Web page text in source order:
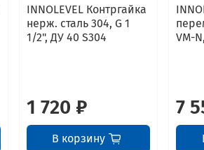
INNOLEVEL Контргайка
нерж. сталь 304, G 1
1/2", ДУ 40 S304
1 720 ₽
В корзину
VM-
7